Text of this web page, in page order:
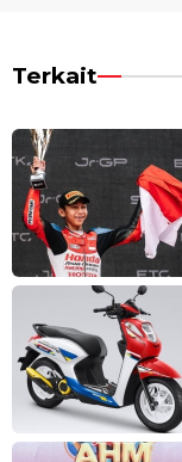
Terkait